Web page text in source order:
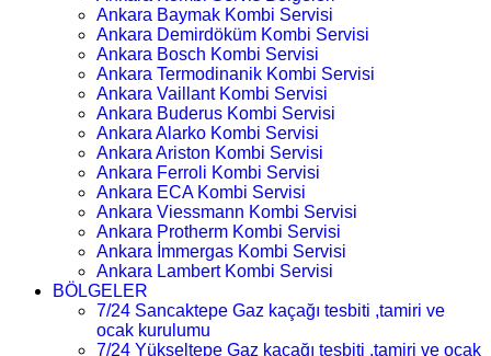
Ankara Baymak Kombi Servisi
Ankara Demirdöküm Kombi Servisi
Ankara Bosch Kombi Servisi
Ankara Termodinanik Kombi Servisi
Ankara Vaillant Kombi Servisi
Ankara Buderus Kombi Servisi
Ankara Alarko Kombi Servisi
Ankara Ariston Kombi Servisi
Ankara Ferroli Kombi Servisi
Ankara ECA Kombi Servisi
Ankara Viessmann Kombi Servisi
Ankara Protherm Kombi Servisi
Ankara İmmergas Kombi Servisi
Ankara Lambert Kombi Servisi
BÖLGELER
7/24 Sancaktepe Gaz kaçağı tesbiti ,tamiri ve
ocak kurulumu
7/24 Yükseltepe Gaz kaçağı tesbiti ,tamiri ve ocak